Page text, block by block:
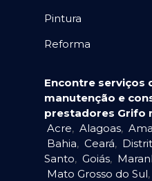
Pintura
Reforma
Encontre serviços
manutenção e
prestadores Grifo
Acre, Alagoas,
Bahia, Ceará,
Santo, Goiás,
Mato Grosso do Sul,